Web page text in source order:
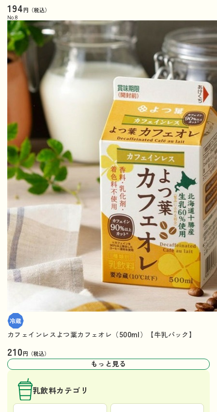
194円（税込）
No. 8
カフェインレスよつ葉カフェオレ（500ml）【牛乳パック】
210円（税込）
もっと見る
乳飲料カテゴリ